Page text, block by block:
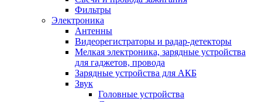
Фильтры
Электроника
Антенны
Видеорегистраторы и радар-детекторы
Мелкая электроника, зарядные устройства
для гаджетов, провода
Зарядные устройства для АКБ
Звук
Головные устройства